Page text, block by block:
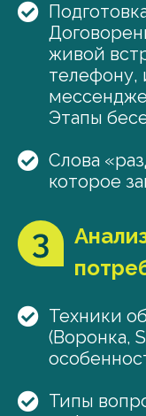
живой
телефону,
Этапы
Слова
которое
Техники
(Воронка,
Типы